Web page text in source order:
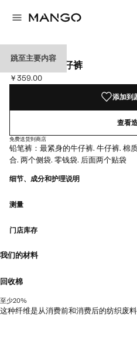
跳至主要内容
JUDE紧身牛仔裤
当前价格 [￥359.00 ]
￥359.00
选择颜色
颜色 深蓝颜色 灰色颜色 中蓝色
添加到
查看
免费送货到商店
铅笔裤：最紧身的牛仔裤. 牛仔裤. 棉
合. 两个侧袋. 零钱袋. 后面两个贴袋
细节、成分和护理说明
测量
门店库存
我们的材料
回收棉
至少20%
这种纤维是从消费前和消费后的纺织废